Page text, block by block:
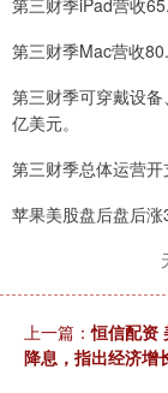
第三财季iPad营收
第三财季Mac营收
第三财季可穿戴设
亿美元。
第三财季总体运营开
苹果美股盘后盘后涨
上一篇：恒信配资
降息，指出经济增